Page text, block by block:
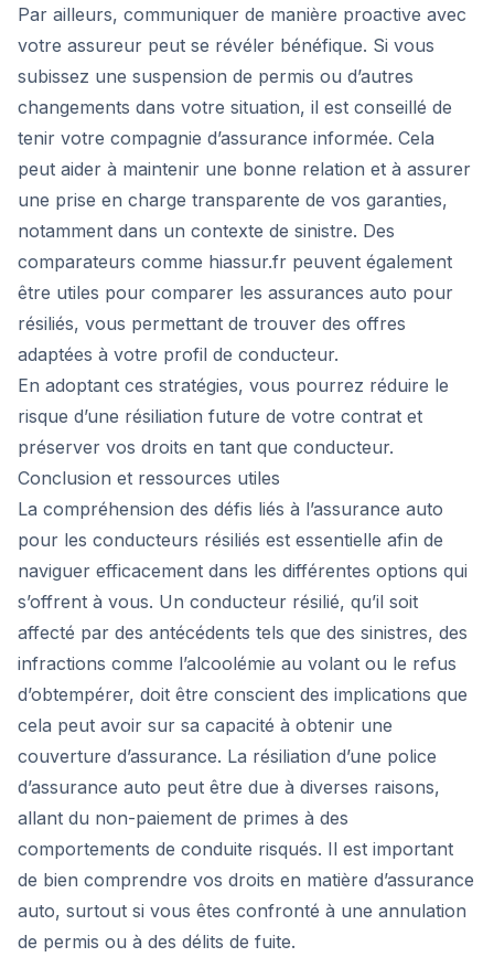
Par ailleurs, communiquer de manière proactive avec
votre assureur peut se révéler bénéfique. Si vous
subissez une suspension de permis ou d’autres
changements dans votre situation, il est conseillé de
tenir votre compagnie d’assurance informée. Cela
peut aider à maintenir une bonne relation et à assurer
une prise en charge transparente de vos garanties,
notamment dans un contexte de sinistre. Des
comparateurs comme hiassur.fr peuvent également
être utiles pour comparer les assurances auto pour
résiliés, vous permettant de trouver des offres
adaptées à votre profil de conducteur.
En adoptant ces stratégies, vous pourrez réduire le
risque d’une résiliation future de votre contrat et
préserver vos droits en tant que conducteur.
Conclusion et ressources utiles
La compréhension des défis liés à l’assurance auto
pour les conducteurs résiliés est essentielle afin de
naviguer efficacement dans les différentes options qui
s’offrent à vous. Un conducteur résilié, qu’il soit
affecté par des antécédents tels que des sinistres, des
infractions comme l’alcoolémie au volant ou le refus
d’obtempérer, doit être conscient des implications que
cela peut avoir sur sa capacité à obtenir une
couverture d’assurance. La résiliation d’une police
d’assurance auto peut être due à diverses raisons,
allant du non-paiement de primes à des
comportements de conduite risqués. Il est important
de bien comprendre vos droits en matière d’assurance
auto, surtout si vous êtes confronté à une annulation
de permis ou à des délits de fuite.